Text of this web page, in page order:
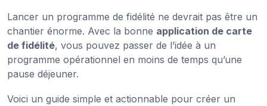
Lancer un programme de fidélité ne devrait pas être un
chantier énorme. Avec la bonne application de carte
de fidélité, vous pouvez passer de l’idée à un
programme opérationnel en moins de temps qu’une
pause déjeuner.
Voici un guide simple et actionnable pour créer un